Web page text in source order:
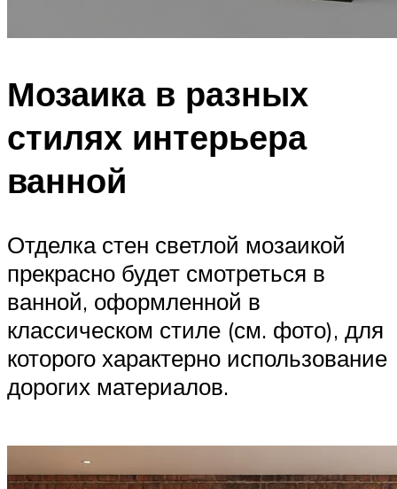
Мозаика в разных
стилях интерьера
ванной
Отделка стен светлой мозаикой
прекрасно будет смотреться в
ванной, оформленной в
классическом стиле (см. фото), для
которого характерно использование
дорогих материалов.